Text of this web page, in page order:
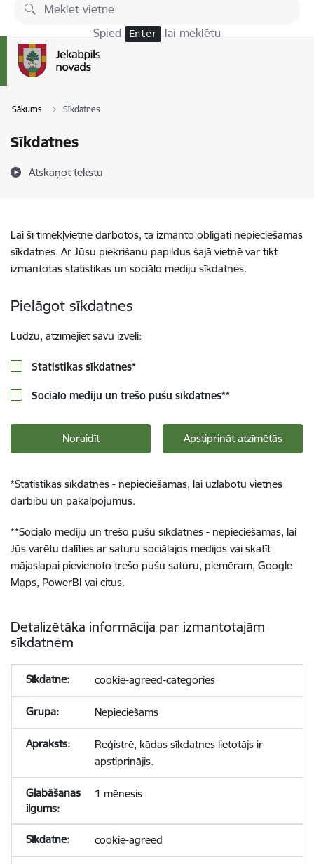
Pāriet uz lapas saturu
Spied Enter lai meklētu
Sākums Sīkdatnes
Sīkdatnes
Atskaņot tekstu
Lai šī tīmekļvietne darbotos, tā izmanto obligāti nepieciešamās
sīkdatnes. Ar Jūsu piekrišanu papildus šajā vietnē var tikt
izmantotas statistikas un sociālo mediju sīkdatnes.
Pielāgot sīkdatnes
Lūdzu, atzīmējiet savu izvēli:
Statistikas sīkdatnes*
Sociālo mediju un trešo pušu sīkdatnes**
Noraidīt Apstiprināt atzīmētās
*Statistikas sīkdatnes - nepieciešamas, lai uzlabotu vietnes
darbību un pakalpojumus.
**Sociālo mediju un trešo pušu sīkdatnes - nepieciešamas, lai
Jūs varētu dalīties ar saturu sociālajos medijos vai skatīt
mājaslapai pievienoto trešo pušu saturu, piemēram, Google
Maps, PowerBI vai citus.
Detalizētāka informācija par izmantotajām
sīkdatnēm
cookie-agreed-categories
Nepieciešams
Reģistrē, kādas sīkdatnes lietotājs ir
apstiprinājis.
1 mēnesis
cookie-agreed